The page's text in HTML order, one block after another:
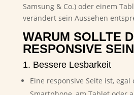
Samsung & Co.) oder einem
verändert sein Aussehen
WARUM SOLLTE
RESPONSIVE
1. Bessere Lesbarkeit
Eine responsive Seite ist, egal